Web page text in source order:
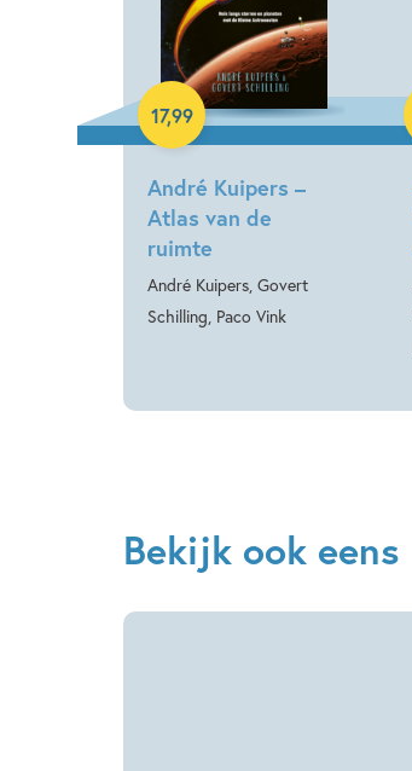
André Kuipers –
Atlas van de
ruimte
André Kuipers, Govert
Schilling, Paco Vink
17,99
Hardcover
Bekijk ook eens